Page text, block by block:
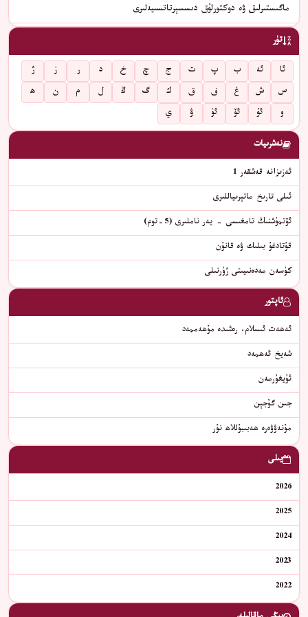
ماگىستىرلىق ۋە دوكتورلۇق دىسسېرتاتسىيەلىرى
تۈر
ئا ئە ب پ ت ج چ خ د ر ز
ژ
س
ش غ ف ق ك گ ڭ ل م ن
ھ
و
ئۇ ئۆ ئۈ ۋ ي
نەشرىيات
ئەزىزانە قەشقەر 1
ئىلى تارىخ ماتېرىياللىرى
ئۆتمۈشنىڭ تامغىسى - يەر ناملىرى (5-توم)
قۇتادغۇ بىلىك ۋە قانۇن
كۈسەن مەدەنىيىتى ژۇرنىلى
ئاپتور
ئەھەت ئىسلام، رەشىدە مۇھەممەد
شەيخ ئەھمەد
ﺋﯘﻳﻐﯘﺭﻣﻪﻥ
جىن گۇجېن
مۇنەۋۋەرە ھەبىبۇللاھ نۇر
يىلى
2026
2025
2024
2023
2022